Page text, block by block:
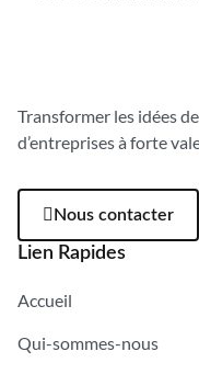
Transformer les idées
d’entreprises à forte
Nous contacter
Lien Rapides
Accueil
Qui-sommes-nous